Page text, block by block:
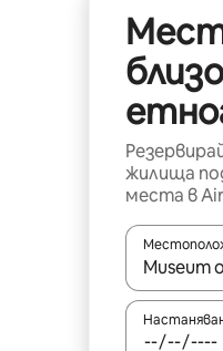
жилища
места в
Когато